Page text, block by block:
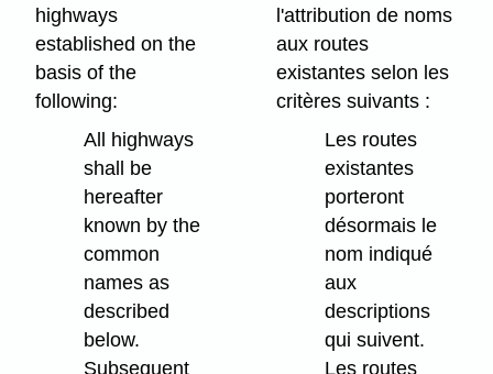
highways
established on the
basis of the
following:
All highways
shall be
hereafter
known by the
common
names as
described
below.
Subsequent
l'attribution de noms
aux routes
existantes selon les
critères suivants :
Les routes
existantes
porteront
désormais le
nom indiqué
aux
descriptions
qui suivent.
Les routes